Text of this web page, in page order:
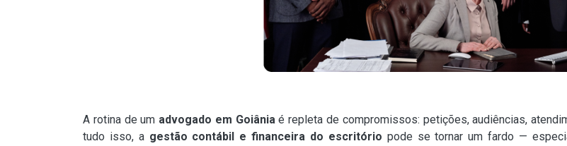
A rotina de um advogado em Goiâniaé repleta de compromissos: petições, audiências,
tudo isso, a gestão contábil e financeira do escritório pode se tornar um fardo —